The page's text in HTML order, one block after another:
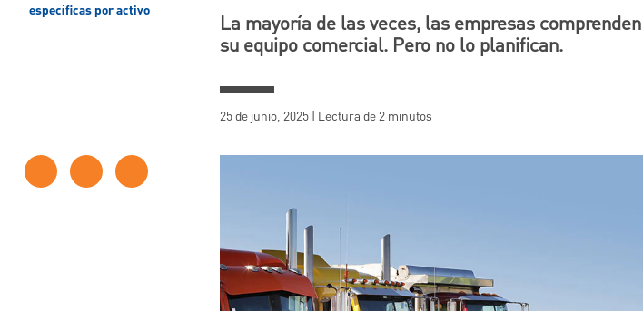
específicas por activo
La mayoría de las veces, las empresas
su equipo comercial. Pero no lo planifican.
25 de junio, 2025 | Lectura de 2 minutos